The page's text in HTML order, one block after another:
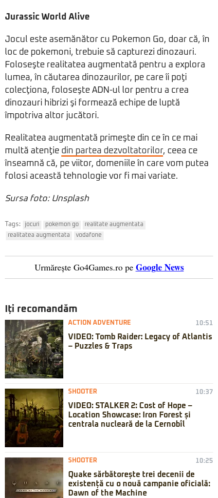
Jurassic World Alive
Jocul este asemănător cu Pokemon Go, doar că, în
loc de pokemoni, trebuie să capturezi dinozauri.
Foloseşte realitatea augmentată pentru a explora
lumea, în căutarea dinozaurilor, pe care îi poţi
colecţiona, foloseşte ADN-ul lor pentru a crea
dinozauri hibrizi şi formează echipe de luptă
împotriva altor jucători.
Realitatea augmentată primeşte din ce în ce mai
multă atenţie din partea dezvoltatorilor, ceea ce
înseamnă că, pe viitor, domeniile în care vom putea
folosi această tehnologie vor fi mai variate.
Sursa foto: Unsplash
Tags: jocuri pokemon go
realitate augmentata
realitatea augmentata
vodafone
Urmărește Go4Games.ro pe Google News
Iți recomandăm
ACTION ADVENTURE 10:51
VIDEO: Tomb Raider: Legacy of Atlantis
– Puzzles & Traps
SHOOTER 10:37
VIDEO: STALKER 2: Cost of Hope –
Location Showcase: Iron Forest și
centrala nucleară de la Cernobîl
SHOOTER 10:25
Quake sărbătorește trei decenii de
existență cu o nouă campanie oficială:
Dawn of the Machine